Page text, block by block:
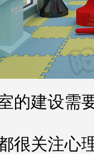
的建设需
很关注心